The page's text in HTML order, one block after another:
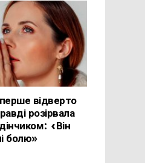
відверто
розірвала
«Він
болю»